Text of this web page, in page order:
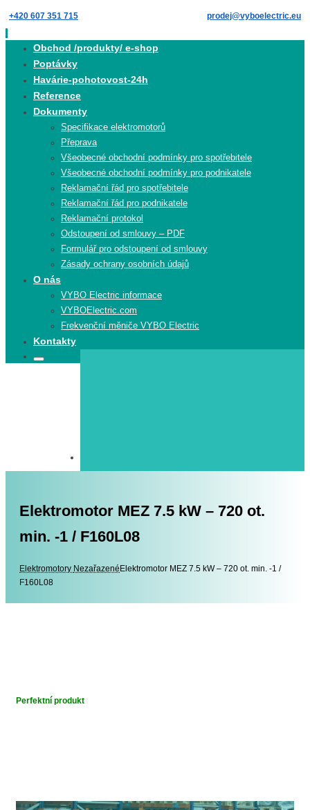
Skip
to
content
+420 607 351 715 prodej@vyboelectric.eu
Obchod /produkty/ e-shop
Poptávky
Havárie-pohotovost-24h
Reference
Dokumenty
Specifikace elektromotorů
Přeprava
Všeobecné obchodní podmínky pro spotřebitele
Všeobecné obchodní podmínky pro podnikatele
Reklamační řád pro spotřebitele
Reklamační řád pro podnikatele
Reklamační protokol
Odstoupení od smlouvy – PDF
Formulář pro odstoupení od smlouvy
Zásady ochrany osobních údajů
O nás
VYBO Electric informace
VYBOElectric.com
Frekvenční měniče VYBO Electric
Kontakty
Search
Search
Elektromotor MEZ 7.5 kW – 720 ot.
min. -1 / F160L08
Elektromotory Elektromotory
Nezařazené Elektromotor MEZ 7.5 kW – 720 ot. min. -1 /
F160L08
Perfektní produkt